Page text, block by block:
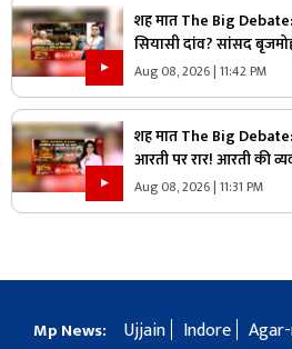
शह मात The Big Debate:
सियासी दांव? सांसद
उठाए सवाल, क्या वाकई में
Aug 08, 2026 | 11:42 PM
शह मात The Big
आरती पर रार! आरती की
आरती के अधिकार को लेकर
Aug 08, 2026 | 11:31 PM
Mp News: Ujjain Indore